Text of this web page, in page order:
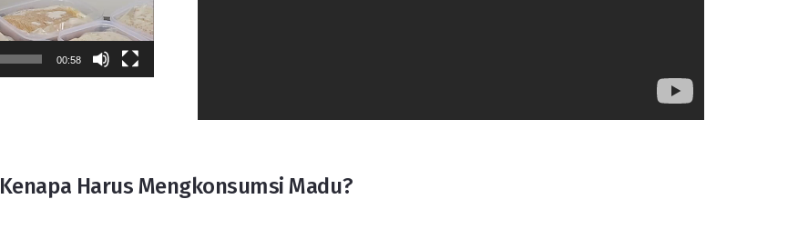
00:58
Kenapa Harus Mengkonsumsi Madu?